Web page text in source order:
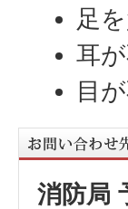
足
耳
目
消防局